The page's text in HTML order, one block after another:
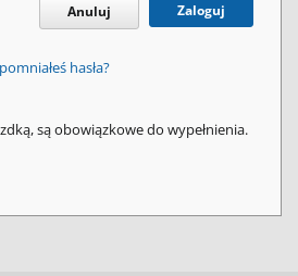
Anuluj Zaloguj
hasła?
są obowiązkowe do wypełnienia.